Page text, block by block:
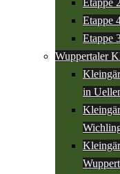
Etappe
Etappe
Etappe
Wuppertaler
in